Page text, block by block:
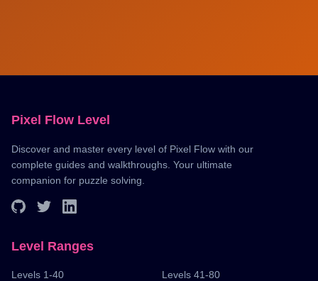
Pixel Flow Level
Discover and master every level of Pixel Flow with our
complete guides and walkthroughs. Your ultimate
companion for puzzle solving.
Level Ranges
Levels 1-40
Levels 41-80